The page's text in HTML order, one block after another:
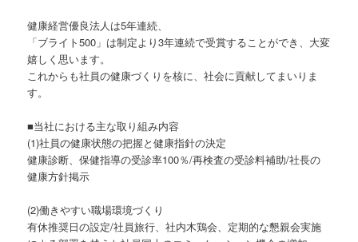
健康経営優良法人は5年連続、
「ブライト500」は制定より3年連続で受賞することができ、大変
嬉しく思います。
これからも社員の健康づくりを核に、社会に貢献してまいりま
す。
■当社における主な取り組み内容
(1)社員の健康状態の把握と健康指針の決定
健康診断、保健指導の受診率100％/再検査の受診料補助/社長の
健康方針掲示
(2)働きやすい職場環境づくり
有休推奨日の設定/社員旅行、社内木鶏会、定期的な懇親会実施